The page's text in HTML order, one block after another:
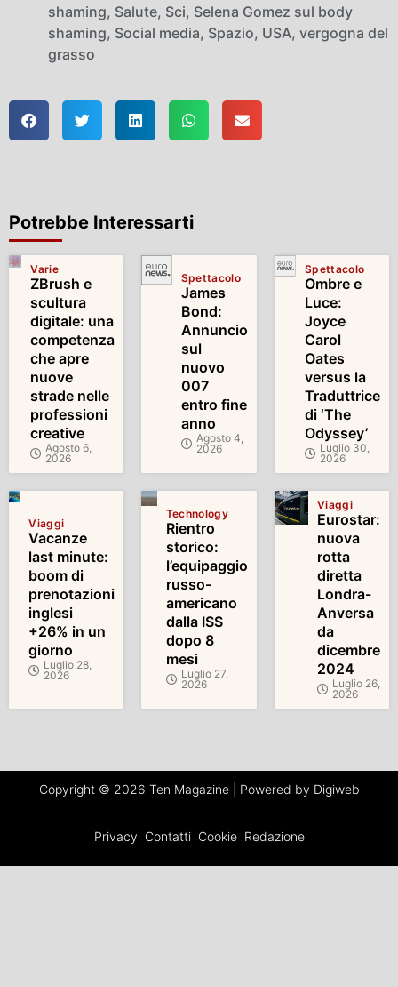
shaming, Salute, Sci, Selena Gomez sul body
shaming, Social media, Spazio, USA, vergogna del
grasso
Potrebbe Interessarti
Varie
ZBrush e
scultura
digitale: una
competenza
che apre
nuove
strade nelle
professioni
creative
Agosto 6,
2026
Spettacolo
James
Bond:
Annuncio
sul
nuovo
007
entro fine
anno
Agosto 4,
2026
Spettacolo
Ombre e
Luce:
Joyce
Carol
Oates
versus la
Traduttrice
di ‘The
Odyssey’
Luglio 30,
2026
Viaggi
Vacanze
last minute:
boom di
prenotazioni
inglesi
+26% in un
giorno
Luglio 28,
2026
Technology
Rientro
storico:
l’equipaggio
russo-
americano
dalla ISS
dopo 8
mesi
Luglio 27,
2026
Viaggi
Eurostar:
nuova
rotta
diretta
Londra-
Anversa
da
dicembre
2024
Luglio 26,
2026
Copyright © 2026 Ten Magazine | Powered by Digiweb
Privacy Contatti Cookie Redazione